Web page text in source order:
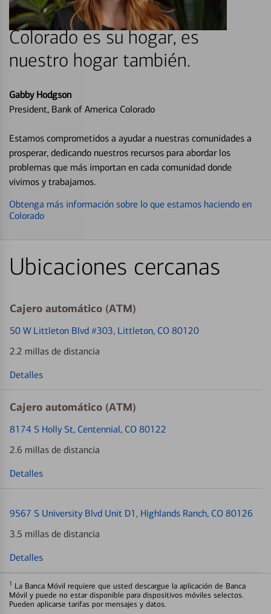
Colorado es su hogar, es
nuestro hogar también.
Gabby Hodgson
President, Bank of America Colorado
Estamos comprometidos a ayudar a nuestras comunidades a
prosperar, dedicando nuestros recursos para abordar los
problemas que más importan en cada comunidad donde
vivimos y trabajamos.
Obtenga más información sobre lo que estamos haciendo en
Colorado
Ubicaciones cercanas
Cajero automático (ATM)
50 W Littleton Blvd #303, Littleton, CO 80120
2.2 millas de distancia
Detalles
Cajero automático (ATM)
8174 S Holly St, Centennial, CO 80122
2.6 millas de distancia
Detalles
9567 S University Blvd Unit D1 , Highlands Ranch, CO 80126
3.5 millas de distancia
Detalles
1 La Banca Móvil requiere que usted descargue la aplicación de Banca
Móvil y puede no estar disponible para dispositivos móviles selectos.
Pueden aplicarse tarifas por mensajes y datos.